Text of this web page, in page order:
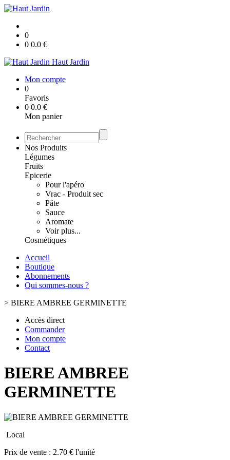
0
0 0.0 €
Haut Jardin
Mon compte
0
Favoris
0 0.0 €
Mon panier
Nos Produits
Légumes
Fruits
Epicerie
Pour l'apéro
Vrac - Produit sec
Pâte
Sauce
Aromate
Voir plus...
Cosmétiques
Accueil
Boutique
Abonnements
Qui sommes-nous ?
> BIERE AMBREE GERMINETTE
Accès direct
Commander
Mon compte
Contact
BIERE AMBREE
GERMINETTE
Local
Prix de vente : 2.70 € l'unité